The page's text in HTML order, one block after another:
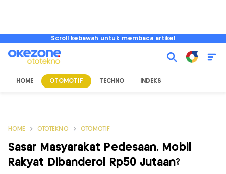
Scroll kebawah untuk membaca artikel
HOME OTOMOTIF TECHNO INDEKS
HOME OTOTEKNO OTOMOTIF
Sasar Masyarakat Pedesaan, Mobil
Rakyat Dibanderol Rp50 Jutaan?